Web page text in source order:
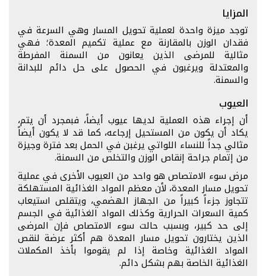
المزايا
توجد ميزة واحدة لعملية تحويل المسار وهي السرعة في
فقدان الوزن بالمقارنة مع عملية تكميم المعدة؛ فهي
مثالية للمرضى الذين يعانون من السمنة المفرطة
والمعتدلة ويرغبون في الحصول على حل دائم للبدانة
والسمنة.
العيوب
أن إجراء هذه العملية لديها عيوب أيضاً، فبمجرد أن يتم،
يكاد أن يكون من المستحيل إرجاعه، كما قد لا يكون أيضاً
مثالي جداً للنساء اللواتي يرغبن في الحمل بعد فترة وجيزة
من إتمام جراحة إنقاص الوزن والتخلص من السمنة.
مرض سوء الامتصاص هو واحد من العيوب الأخرى في عملية
تحويل مسار المعدة، لأن معظم المواد الغذائية المستهلكة
تتجاوز جزءاً كبيراً من الجهاز الهضمي، ويتقلص استيعاب
كمية السعرات الحرارية وكذلك المواد الغذائية في الجسم
إلى حد كبير، وبسبب حالت سوء الامتصاص فإن المرضى
الذين يختارون تحويل مسار المعدة هم أكثر عرضة لنقص
المواد الغذائية وخاصة إذا لم يقوموا بأخذ المكملات
الغذائية الخاصة بهم بشكل دائم.